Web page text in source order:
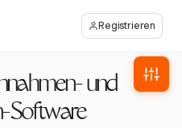
Registrieren
und
Software